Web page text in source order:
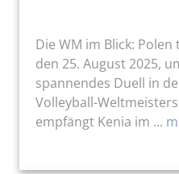
Die WM im Blick:
den 25. August 2025,
spannendes Duell in
Volleyball-
empfängt Kenia im ...